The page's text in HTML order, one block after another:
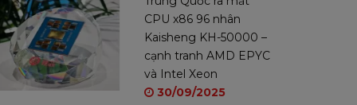
CPU x86 96 nhân
Kaisheng KH-50000 –
cạnh tranh AMD EPYC
và Intel Xeon
30/09/2025